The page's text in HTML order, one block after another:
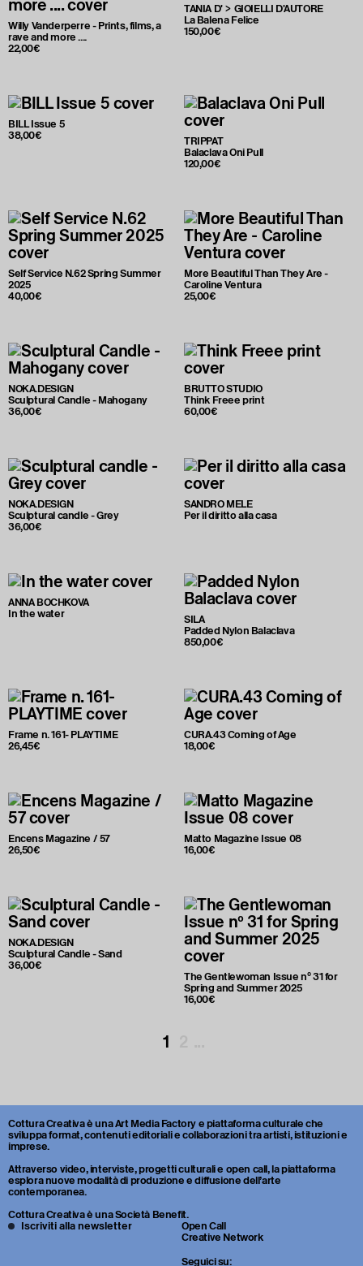
Willy Vanderperre - Prints, films, a
rave and more ....
22,00€
TANIA D' > GIOIELLI D'AUTORE
La Balena Felice
150,00€
BILL Issue 5
38,00€ TRIPPAT
Balaclava Oni Pull
120,00€
Self Service N.62 Spring Summer
2025
40,00€
More Beautiful Than They Are -
Caroline Ventura
25,00€
NOKA.DESIGN
Sculptural Candle - Mahogany
36,00€
BRUTTO STUDIO
Think Freee print
60,00€
NOKA.DESIGN
Sculptural candle - Grey
36,00€
SANDRO MELE
Per il diritto alla casa
ANNA BOCHKOVA
In the water SILA
Padded Nylon Balaclava
850,00€
Frame n. 161- PLAYTIME
26,45€
CURA.43 Coming of Age
18,00€
Encens Magazine / 57
26,50€
Matto Magazine Issue 08
16,00€
NOKA.DESIGN
Sculptural Candle - Sand
36,00€
The Gentlewoman Issue nº 31 for
Spring and Summer 2025
16,00€
1
Cottura Creativa è una Art Media Factory e piattaforma culturale che
sviluppa format, contenuti editoriali e collaborazioni tra artisti, istituzioni e
imprese.
Attraverso video, interviste, progetti culturali e open call, la piattaforma
esplora nuove modalità di produzione e diffusione dell’arte
contemporanea.
Cottura Creativa è una Società Benefit.
Open Call
Creative Network
Seguici su:
Iscriviti alla newsletter